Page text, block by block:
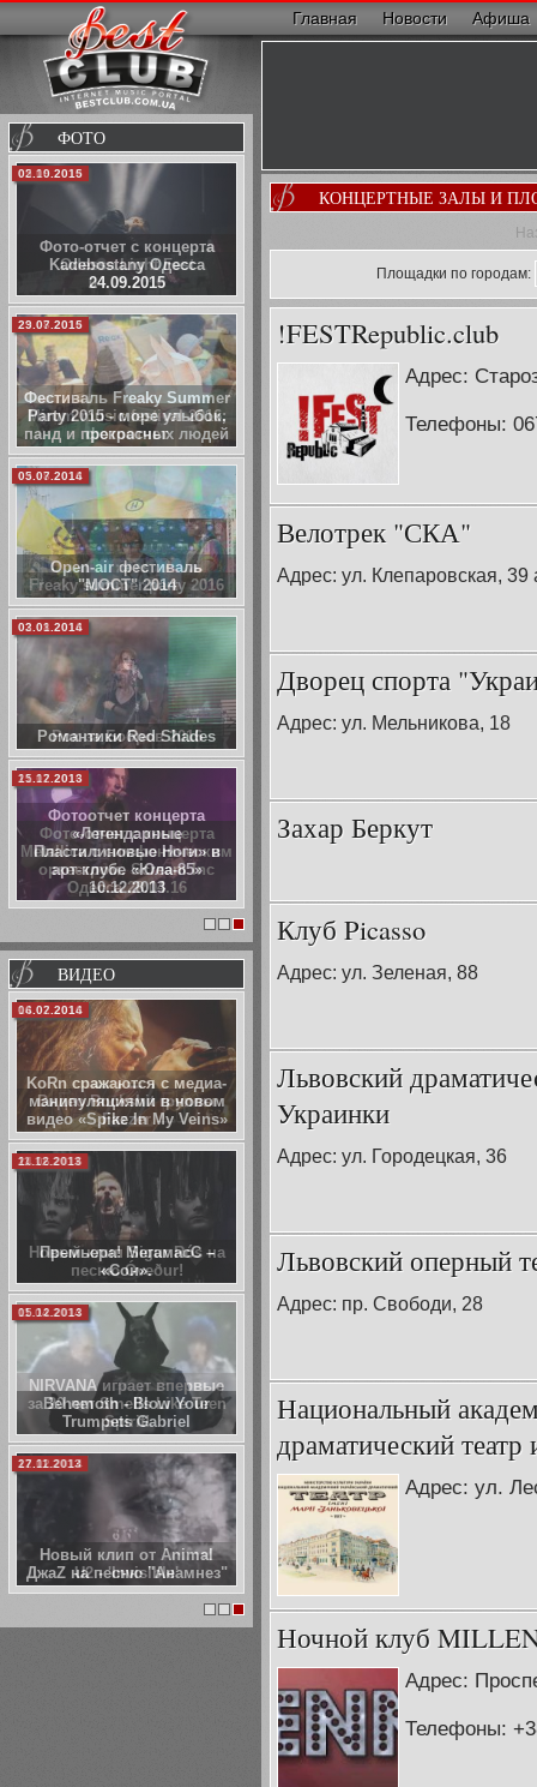
Главная Новости Афиша
ФОТО
Фото-отчет с концерта
Kadebostany Одесса
24.09.2015
02.10.2015
Фестиваль Freaky Summer
Party 2015 - море улыбок,
панд и прекрасных людей
29.07.2015
Open-air фестиваль
"МОСТ" 2014
05.07.2014
Романтики Red Shades
03.01.2014
Фотоотчет концерта
«Легендарные
Пластилиновые Ноги» в
арт-клубе «Юла-85»
10.12.2013
15.12.2013
ВИДЕО
KoRn сражаются с медиа-
манипуляциями в новом
видео «Spike In My Veins»
06.02.2014
Премьера! МегамасС –
«Сон».
11.12.2013
Behemoth - Blow Your
Trumpets Gabriel
05.12.2013
Новый клип от Animal
ДжаZ на песню "Анамнез"
27.11.2013
КОНЦЕРТНЫЕ ЗАЛЫ И
Площадки по городам:
!FESTRepublic.club
Адрес:
Телефоны:
Велотрек "СКА"
Адрес: ул. Клепаровская, 39
Дворец спорта
Адрес: ул. Мельникова, 18
Захар Беркут
Клуб Picasso
Адрес: ул. Зеленая, 88
Львовский
Украинки
Адрес: ул. Городецкая, 36
Львовский оперный
Адрес: пр. Свободи, 28
Национальный
драматический
Адрес: ул.
Ночной клуб
Адрес:
Телефоны: